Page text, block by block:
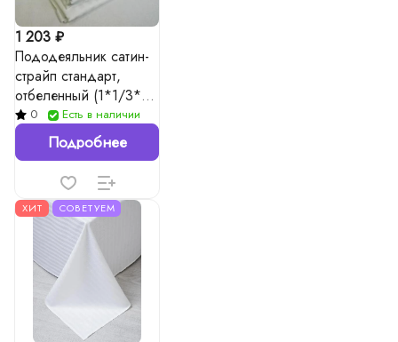
1 203 ₽
Пододеяльник сатин-
страйп стандарт,
отбеленный (1*1/3*3)
130г/м²
0 Есть в наличии
Подробнее
ХИТ СОВЕТУЕМ